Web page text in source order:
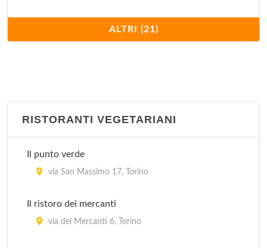
piazza Carlo Emanuele II 21, Torino
Caffè Garibaldi
Cardenas cafè
Chez Gaby Art Café Brasserie
ALTRI (21)
RISTORANTI VEGETARIANI
Il punto verde
via San Massimo 17, Torino
Il ristoro dei mercanti
via dei Mercanti 6, Torino